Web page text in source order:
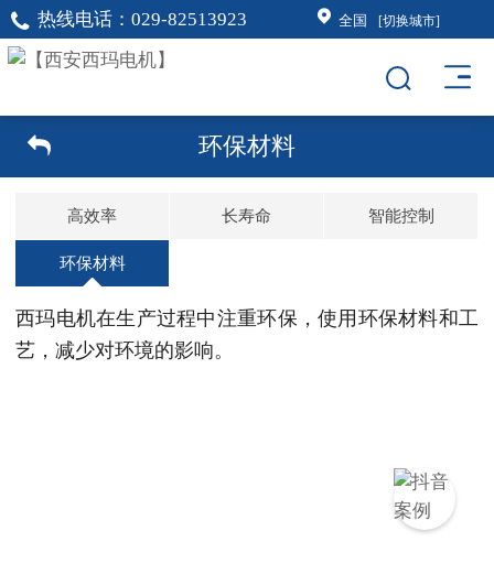
热线电话： 029-82513923 全国 [切换城市]
环保材料
高效率 长寿命 智能控制
环保材料
西玛电机在生产过程中注重环保，使用环保材料和工
艺，减少对环境的影响。